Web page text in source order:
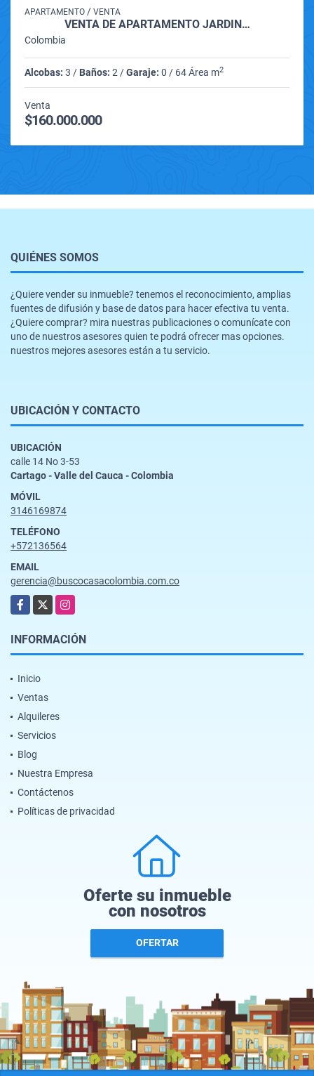
APARTAMENTO / VENTA
VENTA DE APARTAMENTO JARDIN…
Colombia
Alcobas: 3 / Baños: 2 /Garaje: 0 / 64 Área m2
Venta
$160.000.000
QUIÉNES SOMOS
¿Quiere vender su inmueble? tenemos el reconocimiento, amplias
fuentes de difusión y base de datos para hacer efectiva tu venta.
¿Quiere comprar? mira nuestras publicaciones o comunícate con
uno de nuestros asesores quien te podrá ofrecer mas opciones.
nuestros mejores asesores están a tu servicio.
UBICACIÓN Y CONTACTO
UBICACIÓN
calle 14 No 3-53
Cartago - Valle del Cauca - Colombia
MÓVIL
3146169874
TELÉFONO
+572136564
EMAIL
gerencia@buscocasacolombia.com.co
Facebook
X Instagram
INFORMACIÓN
Inicio
Ventas
Alquileres
Servicios
Blog
Nuestra Empresa
Contáctenos
Políticas de privacidad
Oferte su inmueble
con nosotros
OFERTAR